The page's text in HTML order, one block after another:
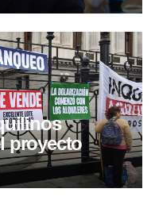
proyecto